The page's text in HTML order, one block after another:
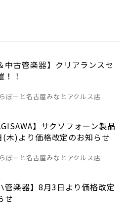
中古管楽器】クリアランスセ
！！
ぽーと名古屋みなとアクルス店
】サクソフォーン製品
木)より価格改定のお知らせ
ぽーと名古屋みなとアクルス店
管楽器】8月3日より価格改定
せ